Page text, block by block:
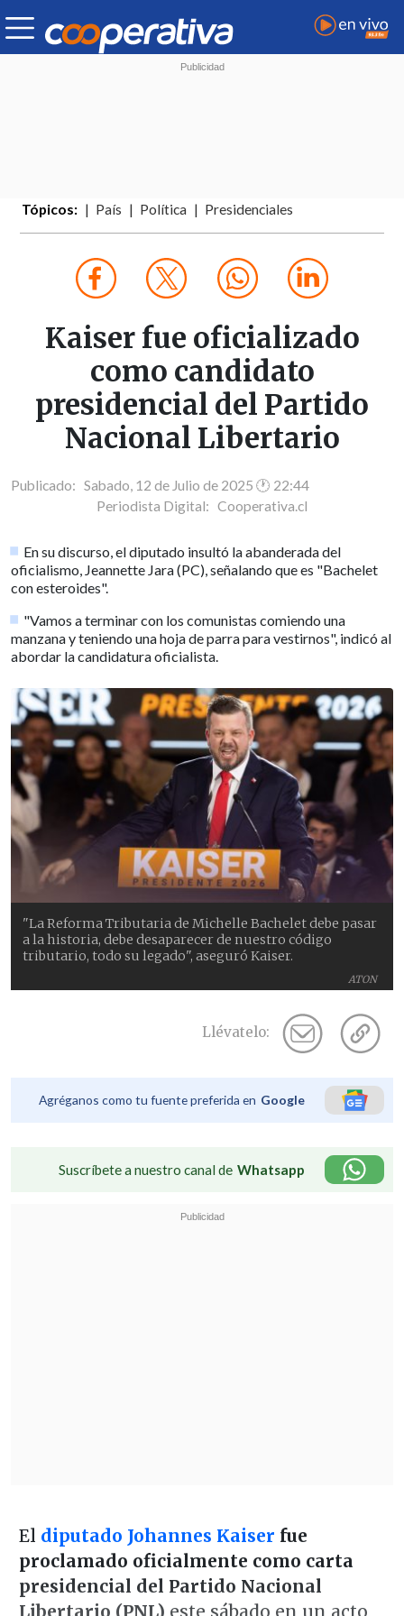
Tópicos: País Política Presidenciales
Kaiser fue oficializado
como candidato
presidencial del Partido
Nacional Libertario
Publicado: Sabado, 12 de Julio de 2025 🕐 22:44
Periodista Digital: Cooperativa.cl
En su discurso, el diputado insultó la abanderada del
oficialismo, Jeannette Jara (PC), señalando que es "Bachelet
con esteroides".
"Vamos a terminar con los comunistas comiendo una
manzana y teniendo una hoja de parra para vestirnos", indicó al
abordar la candidatura oficialista.
ATON
"La Reforma Tributaria de Michelle Bachelet debe pasar
a la historia, debe desaparecer de nuestro código
tributario, todo su legado", aseguró Kaiser.
Llévatelo:
Agréganos como tu fuente preferida en Google
Suscríbete a nuestro canal de Whatsapp
El diputado Johannes Kaiser fue
proclamado oficialmente como carta
presidencial del Partido Nacional
Libertario (PNL) este sábado en un acto